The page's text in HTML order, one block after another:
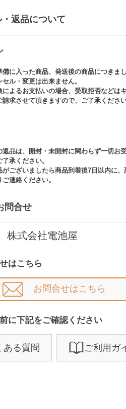
返品について​
に入った商品、発送後の商品につきまし
ル・変更は出来ません。​
によるお支払いの場合、受取拒否などは
求させて頂きますので、ご了承ください
返品は、開封・未開封に関わらず一切お
承ください。​​
がございましたら商品到着後7日以内に、
連絡ください。
問合せ​
式会社電池屋
はこちら
お問合せはこちら
に下記をご確認ください​
ある質問 ご利用ガ